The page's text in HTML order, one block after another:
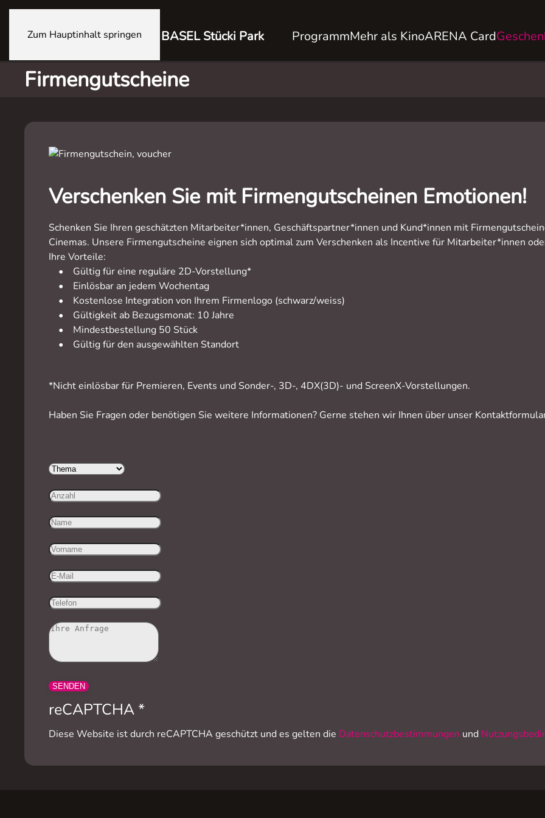
Zum Hauptinhalt springen BASEL Stücki Park ProgrammMehr als KinoARENA Card
Firmengutscheine
Verschenken Sie mit Firmengutscheinen Emotionen!
Schenken Sie Ihren geschätzten Mitarbeiter*innen, Geschäftspartner*innen und Kund*innen mit
Cinemas. Unsere Firmengutscheine eignen sich optimal zum Verschenken als Incentive für Mitarbeiter*innen
Ihre Vorteile:
• Gültig für eine reguläre 2D-Vorstellung*
• Einlösbar an jedem Wochentag
• Kostenlose Integration von Ihrem Firmenlogo (schwarz/weiss)
• Gültigkeit ab Bezugsmonat: 10 Jahre
• Mindestbestellung 50 Stück
• Gültig für den ausgewählten Standort
*Nicht einlösbar für Premieren, Events und Sonder-, 3D-, 4DX(3D)- und ScreenX-Vorstellungen.
Haben Sie Fragen oder benötigen Sie weitere Informationen? Gerne stehen wir Ihnen über unser
SENDEN
reCAPTCHA *
Diese Website ist durch reCAPTCHA geschützt und es gelten die Datenschutzbestimmungen und